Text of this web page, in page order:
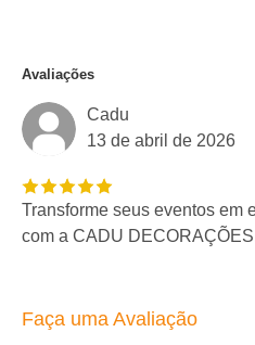
Avaliações
Cadu
13 de abril de 2026
Transforme seus eventos em
com a CADU
Faça uma Avaliação